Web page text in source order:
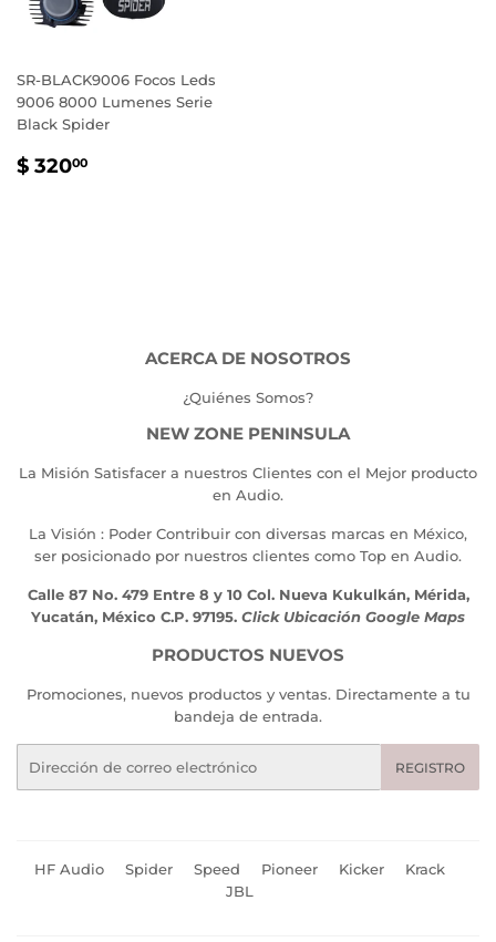
SR-BLACK9006 Focos Leds
9006 8000 Lumenes Serie
Black Spider
PRECIO
$ 32000
ACERCA DE NOSOTROS
¿Quiénes Somos?
NEW ZONE PENINSULA
La Misión Satisfacer a nuestros Clientes con el Mejor producto
en Audio.
La Visión : Poder Contribuir con diversas marcas en México,
ser posicionado por nuestros clientes como Top en Audio.
Calle 87 No. 479 Entre 8 y 10 Col. Nueva Kukulkán, Mérida,
Yucatán, México C.P. 97195. Click Ubicación Google Maps
PRODUCTOS NUEVOS
Promociones, nuevos productos y ventas. Directamente a tu
bandeja de entrada.
REGISTRO
HF Audio Spider Speed Pioneer Kicker
Krack
JBL